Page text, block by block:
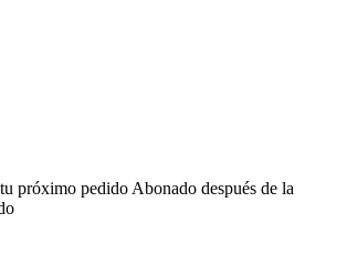
próximo pedido Abonado después de la